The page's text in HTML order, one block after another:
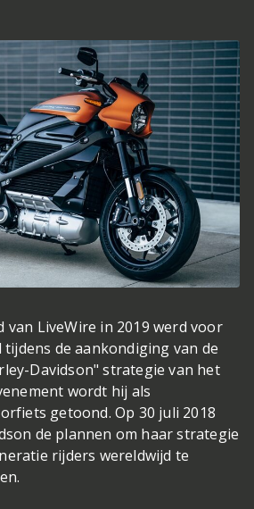
van LiveWire in 2019 werd voor
de aankondiging van de
Davidson" strategie van het
wordt hij als
getoond. Op 30 juli 2018
de plannen om haar strategie
rijders wereldwijd te